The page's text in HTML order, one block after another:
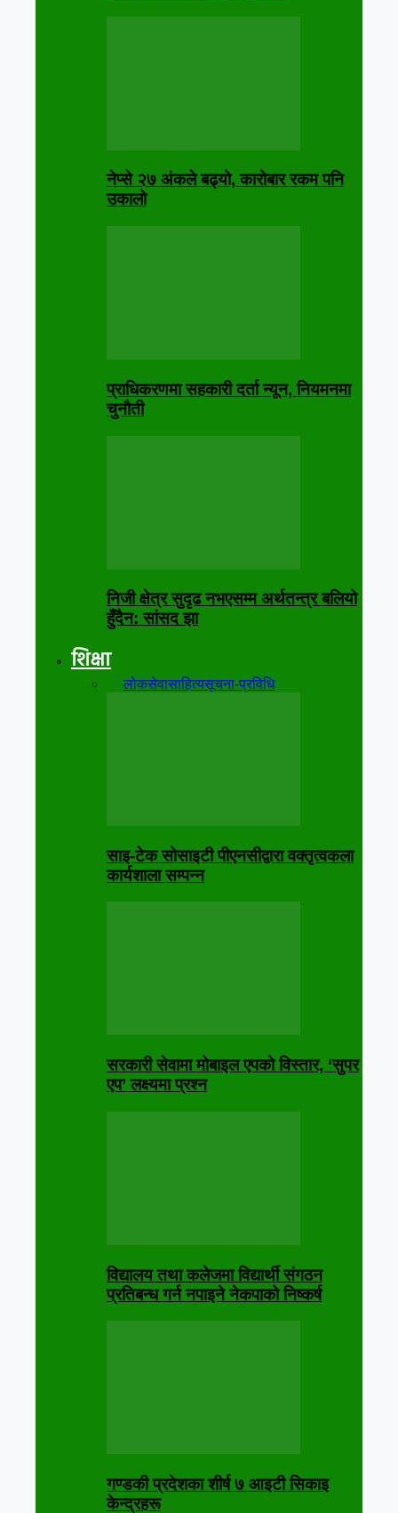
नेप्से २७ अंकले बढ्यो, कारोबार रकम पनि
उकालो
प्राधिकरणमा सहकारी दर्ता न्यून, नियमनमा
चुनौती
निजी क्षेत्र सुदृढ नभएसम्म अर्थतन्त्र बलियो
हुँदैन: सांसद झा
शिक्षा
सबैलोकसेवासाहित्यसूचना-प्रविधि
साइ-टेक सोसाइटी पीएनसीद्वारा वक्तृत्वकला
कार्यशाला सम्पन्न
सरकारी सेवामा मोबाइल एपको विस्तार, ‘सुपर
एप’ लक्ष्यमा प्रश्न
विद्यालय तथा कलेजमा विद्यार्थी संगठन
प्रतिबन्ध गर्न नपाइने नेकपाको निष्कर्ष
गण्डकी प्रदेशका शीर्ष ७ आइटी सिकाइ
केन्द्रहरू